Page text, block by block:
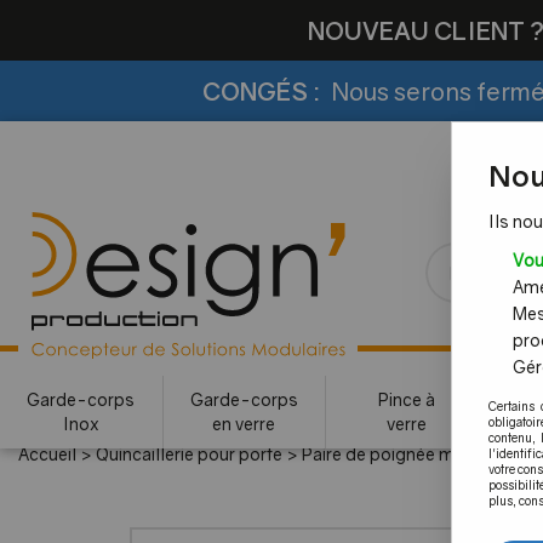
NOUVEAU CLIENT ?
CONGÉS : Nous serons
Garde-corps
Inox
Garde-corps
en verre
Pince à
verre
Accueil>Quincaillerie pour porte>Paire de poignée monobloc >
Ils
Certains
contenu,
votre
plus,